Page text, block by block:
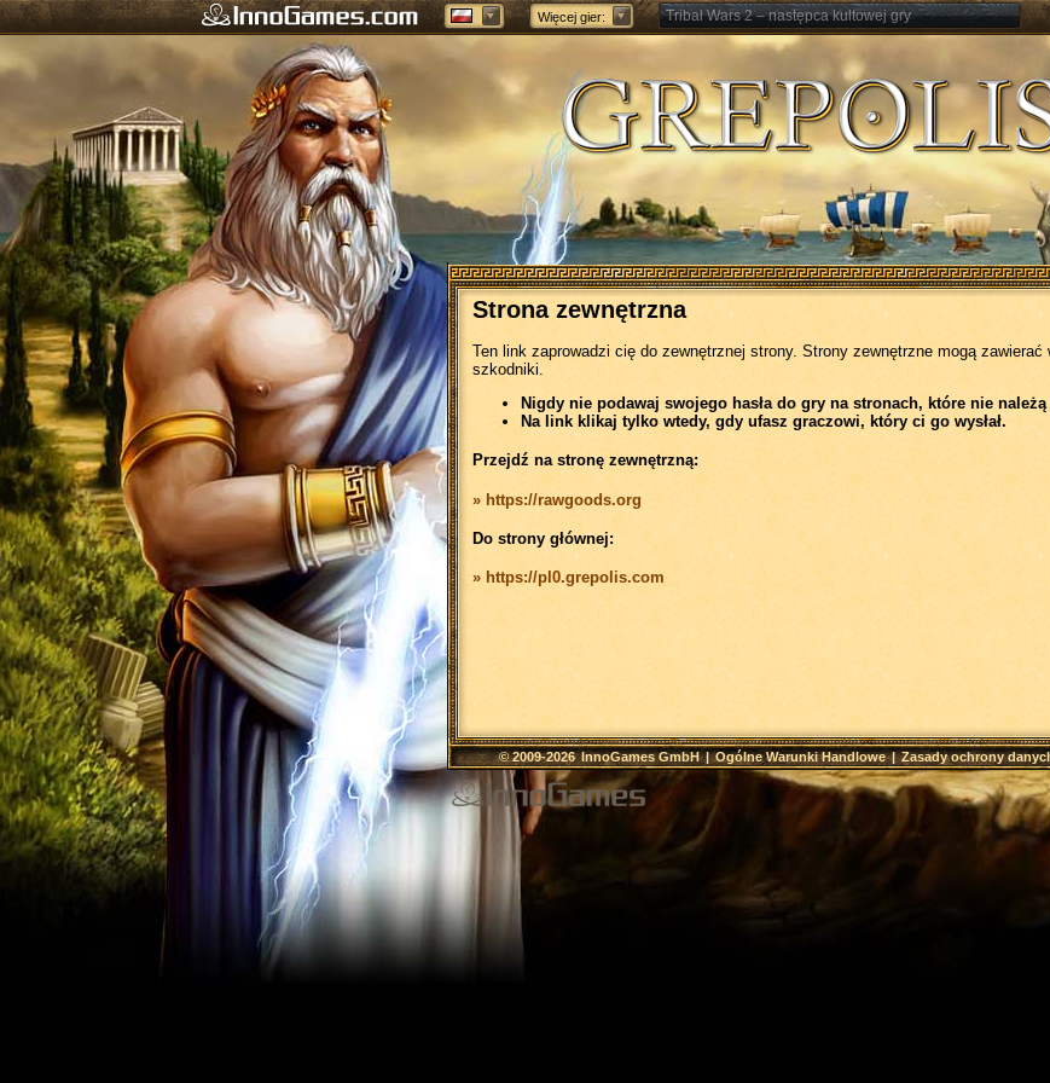
Więcej gier: Tribal Wars 2 – następca kultowej gry
Forge of Empires – Strategia o epokach cywilizacji
Strona zewnętrzna
Ten link zaprowadzi cię do zewnętrznej strony. Strony zewnętrzne mogą zawierać
szkodniki.
Nigdy nie podawaj swojego hasła do gry na stronach, które nie
Na link klikaj tylko wtedy, gdy ufasz graczowi, który ci go wysłał.
Przejdź na stronę zewnętrzną:
» https://rawgoods.org
Do strony głównej:
» https://pl0.grepolis.com
© 2009-2026InnoGames GmbH|Ogólne Warunki Handlowe|Zasady ochrony